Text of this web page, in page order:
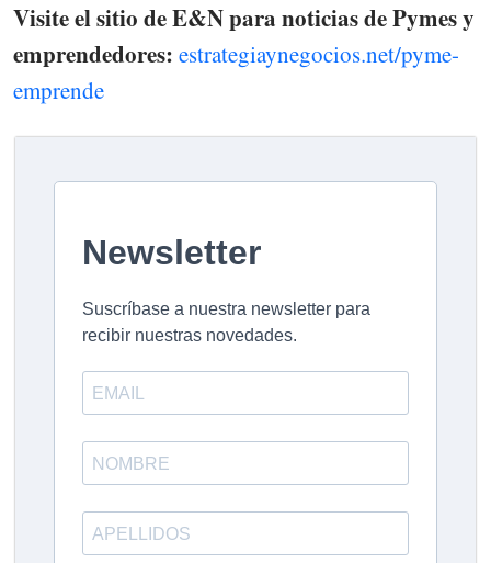
Visite el sitio de E&N para noticias de Pymes y
emprendedores: estrategiaynegocios.net/pyme-
emprende